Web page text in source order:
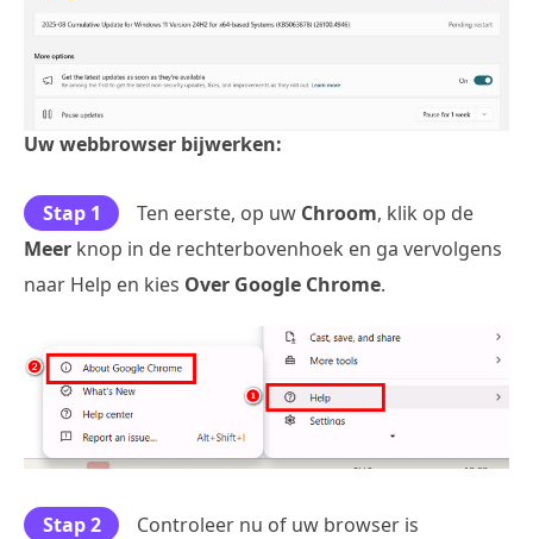
Uw webbrowser bijwerken:
Stap 1 Ten eerste, op uw Chroom, klik op de
Meer knop in de rechterbovenhoek en ga vervolgens
naar Help en kies Over Google Chrome.
Stap 2
Controleer nu of uw browser is